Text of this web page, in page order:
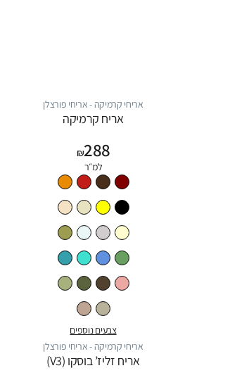
אריחי קרמיקה - אריחי פורצלן
אריח קרמיקה
₪288
למ״ר
צבעים נוספים
אריחי קרמיקה - אריחי פורצלן
אריח זליז’ בוסקו (V3)